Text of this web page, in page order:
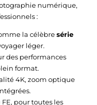
numérique,
:
la célèbresérie
léger.
des performances
format.
4K, zoom optique
pour toutes les